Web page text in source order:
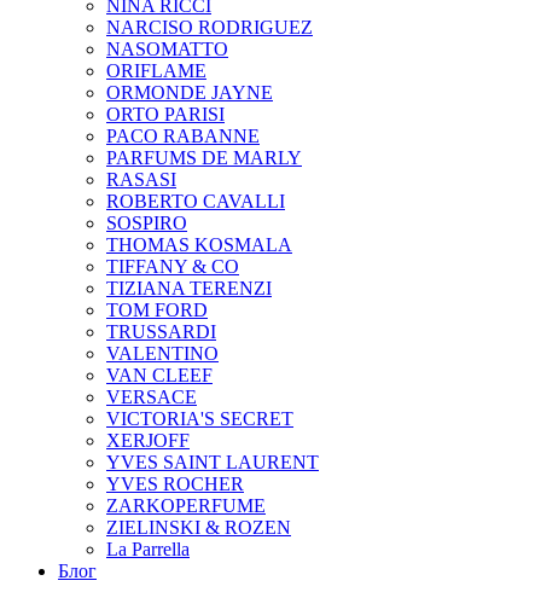
NINA RICCI
NARCISO RODRIGUEZ
NASOMATTO
ORIFLAME
ORMONDE JAYNE
ORTO PARISI
PACO RABANNE
PARFUMS DE MARLY
RASASI
ROBERTO CAVALLI
SOSPIRO
THOMAS KOSMALA
TIFFANY & CO
TIZIANA TERENZI
TOM FORD
TRUSSARDI
VALENTINO
VAN CLEEF
VERSACE
VICTORIA'S SECRET
XERJOFF
YVES SAINT LAURENT
YVES ROCHER
ZARKOPERFUME
ZIELINSKI & ROZEN
La Parrella
Блог